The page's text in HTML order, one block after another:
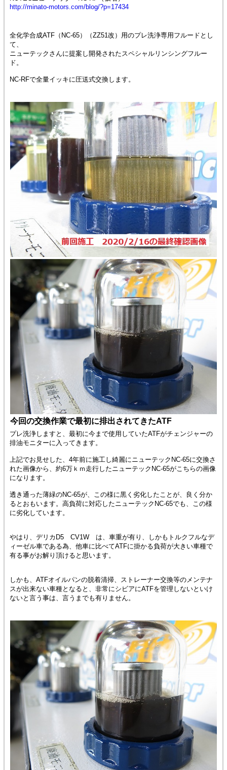
http://minato-motors.com/blog/?p=17434
全化学合成ATF（NC-65）（ZZ51改）用のプレ洗浄専用フルードとし
て、
ニューテックさんに提案し開発されたスペシャルリンシングフルー
ド。
NC-RFで全量イッキに圧送式交換します。
今回の交換作業で最初に排出されてきたATF
プレ洗浄しますと、最初に今まで使用していたATFがチェンジャーの
排油モニターに入ってきます。
上記でお見せした、4年前に施工し綺麗にニューテックNC-65に交換さ
れた画像から、約6万ｋｍ走行したニューテックNC-65がこちらの画像
になります。
透き通った薄緑のNC-65が、この様に黒く劣化したことが、良く分か
るとおもいます。高負荷に対応したニューテックNC-65でも、この様
に劣化しています。
やはり、デリカD5 CV1W は、車重が有り、しかもトルクフルなデ
ィーゼル車である為、他車に比べてATFに掛かる負荷が大きい車種で
有る事がお解り頂けると思います。
しかも、ATFオイルパンの脱着清掃、ストレーナー交換等のメンテナ
スが出来ない車種となると、非常にシビアにATFを管理しないといけ
ないと言う事は、言うまでも有りません。